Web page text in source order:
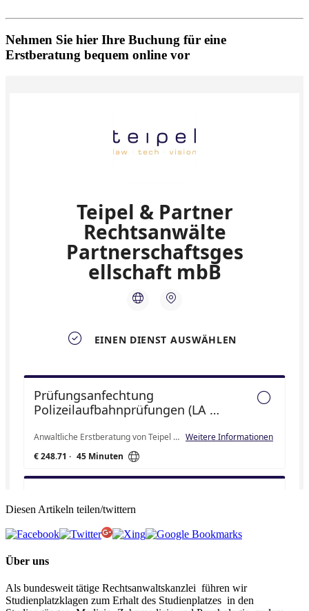
Nehmen Sie hier Ihre Buchung für eine
Erstberatung bequem online vor
Diesen Artikeln teilen/twittern
Über uns
Als bundesweit tätige Rechtsanwaltskanzlei führen wir
Studienplatzklagen zum Erhalt des Studienplatzes in den